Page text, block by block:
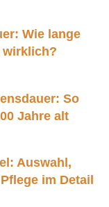
Wie lange
wirklich?
So
Jahre alt
Auswahl,
im Detail